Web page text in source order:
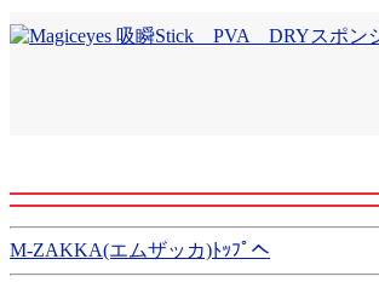
M-ZAKKA(エムザッカ)ﾄｯﾌﾟへ